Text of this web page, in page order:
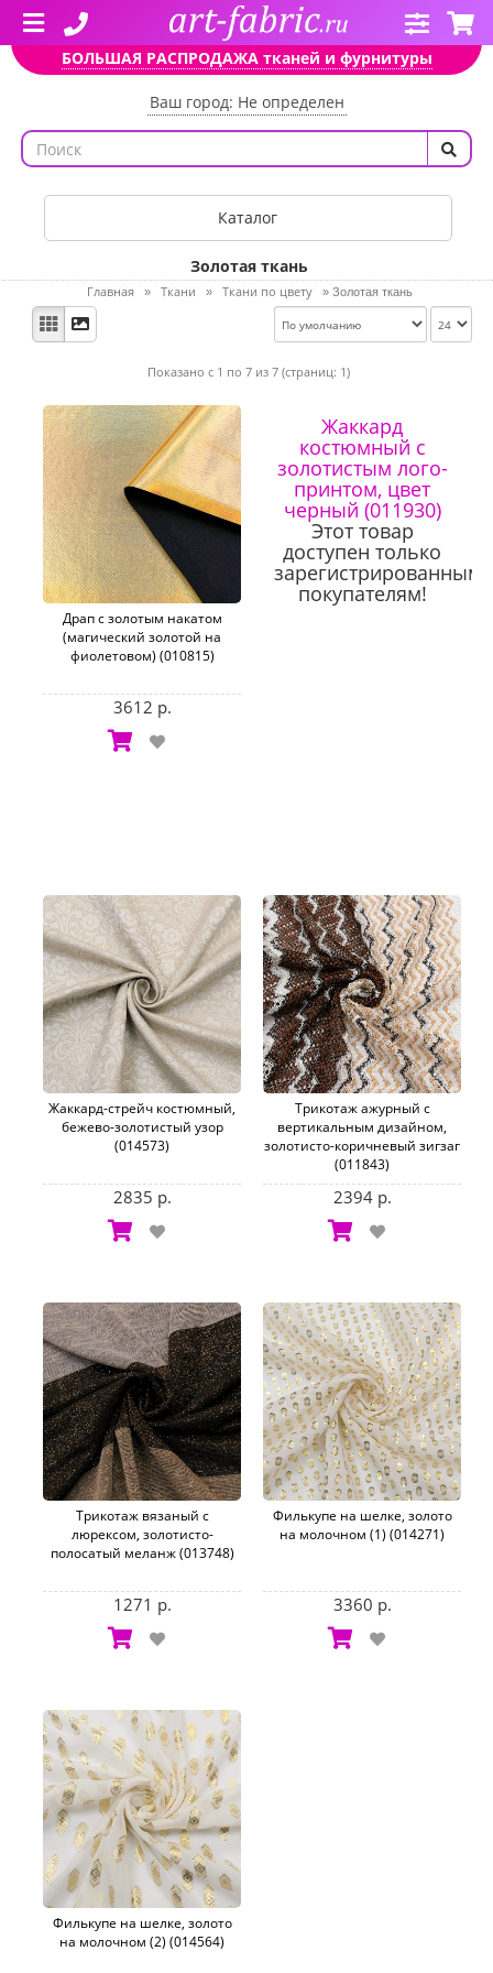
БОЛЬШАЯ РАСПРОДАЖА тканей и фурнитуры
Ваш город: Не определен
Каталог
Золотая ткань
Главная » Ткани » Ткани по цвету » Золотая ткань
Показано с 1 по 7 из 7 (страниц: 1)
Драп с золотым накатом
(магический золотой на
фиолетовом) (010815)
3612 р.
Жаккард
костюмный с
золотистым лого-
принтом, цвет
черный (011930)
Этот товар
доступен только
зарегистрированным
покупателям!
Жаккард-стрейч костюмный,
бежево-золотистый узор
(014573)
2835 р.
Трикотаж ажурный с
вертикальным дизайном,
золотисто-коричневый зигзаг
(011843)
2394 р.
Трикотаж вязаный с
люрексом, золотисто-
полосатый меланж (013748)
1271 р.
Филькупе на шелке, золото
на молочном (1) (014271)
3360 р.
Филькупе на шелке, золото
на молочном (2) (014564)